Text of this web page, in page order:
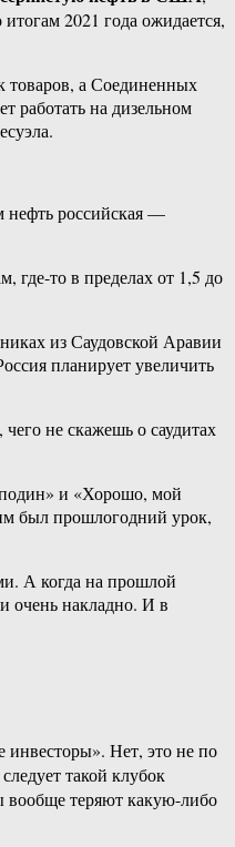
2021 года ожидается,
товаров, а Соединенных
работать на дизельном
нефть российская —
где-то в пределах от 1,5 до
из Саудовской Аравии
планирует увеличить
не скажешь о саудитах
и «Хорошо, мой
был прошлогодний урок,
А когда на прошлой
очень накладно. И в
инвесторы». Нет, это не по
такой клубок
вообще теряют какую-либо